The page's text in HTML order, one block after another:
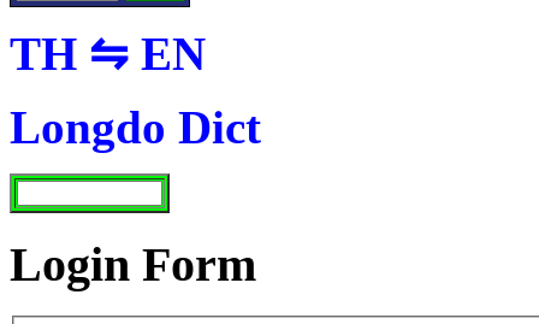
TH ⇋ EN
Longdo Dict
Login Form